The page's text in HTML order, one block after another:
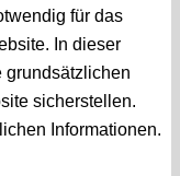
für das
In dieser
grundsätzlichen
sicherstellen.
Informationen.